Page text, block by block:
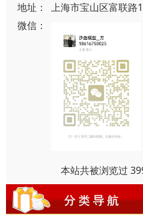
地址：
上海市宝山区富联路
微信：
本站共被浏览过